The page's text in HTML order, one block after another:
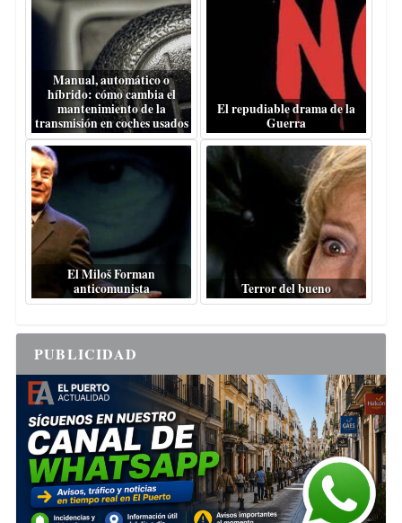
Manual, automático o
híbrido: cómo cambia el
mantenimiento de la
transmisión en coches usados
El repudiable drama de la
Guerra
El Miloš Forman
anticomunista
Terror del bueno
PUBLICIDAD